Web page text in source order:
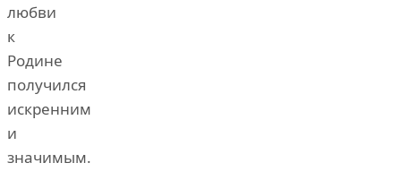
любви
к
Родине
получился
искренним
и
значимым.